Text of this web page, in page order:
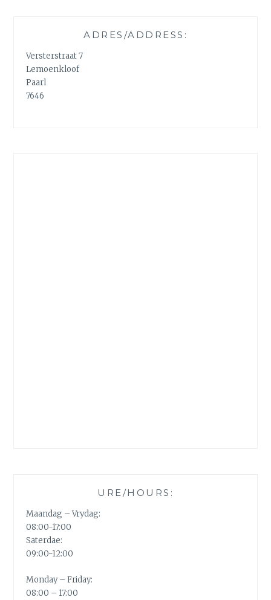
ADRES/ADDRESS:
Versterstraat 7
Lemoenkloof
Paarl
7646
URE/HOURS:
Maandag – Vrydag:
08:00-17:00
Saterdae:
09:00-12:00
Monday – Friday:
08:00 – 17:00